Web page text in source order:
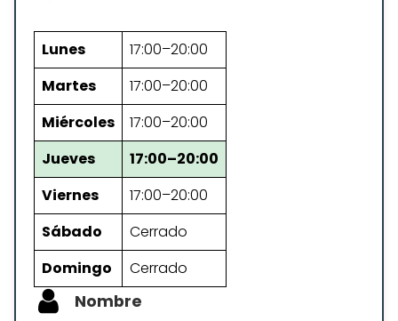
Lunes
17:00–20:00
Martes
17:00–20:00
Miércoles
17:00–20:00
Jueves
17:00–20:00
Viernes
17:00–20:00
Sábado
Cerrado
Domingo
Cerrado
Nombre